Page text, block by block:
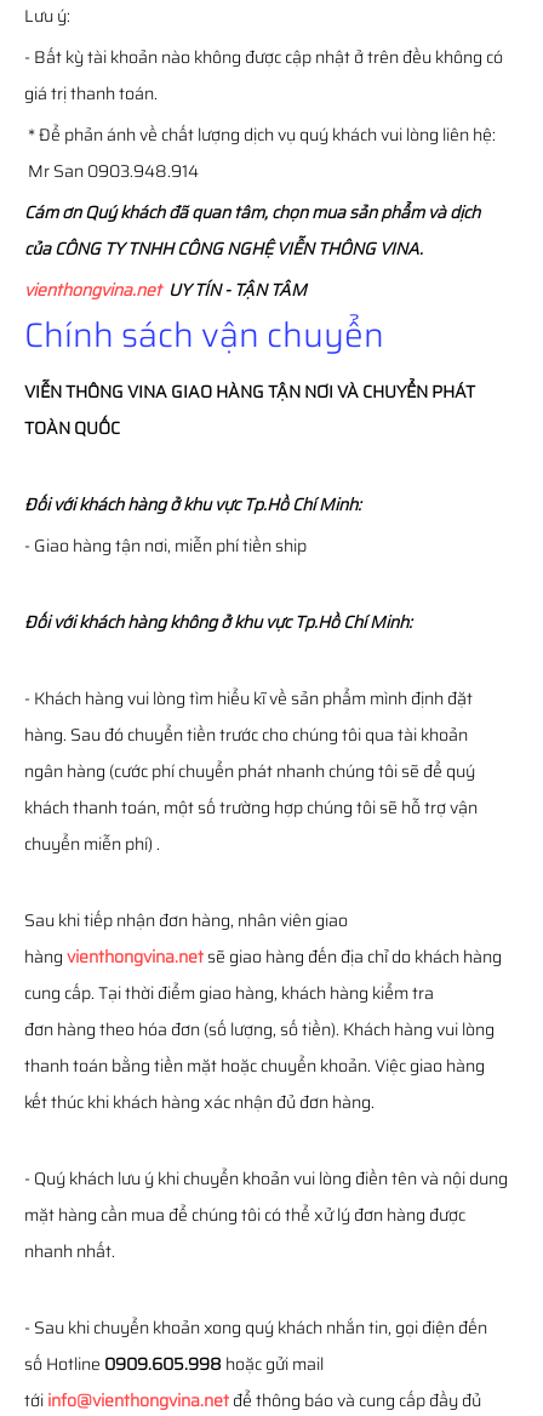
Lưu ý:
- Bất kỳ tài khoản nào không được cập nhật ở trên đều không có
giá trị thanh toán.
* Để phản ánh về chất lượng dịch vụ quý khách vui lòng liên hệ:
Mr San 0903.948.914
Cám ơn Quý khách đã quan tâm, chọn mua sản phẩm và dịch
của CÔNG TY TNHH CÔNG NGHỆ VIỄN THÔNG VINA.
vienthongvina.netUY TÍN - TẬN TÂM
Chính sách vận chuyển
VIỄN THÔNGVINAGIAO HÀNG TẬN NƠI VÀ CHUYỂN PHÁT
TOÀN QUỐC
Đối với khách hàng ở khu vực Tp.Hồ Chí Minh:
- Giao hàng tận nơi, miễn phí tiền ship
Đối với khách hàng không ở khu vực Tp.Hồ Chí Minh:
- Khách hàng vui lòng tìm hiểu kĩ về sản phẩm mình định đặt
hàng. Sau đó chuyển tiền trước cho chúng tôi qua tài khoản
ngân hàng (cước phí chuyển phát nhanh chúng tôi sẽ để quý
khách thanh toán, một số trường hợp chúng tôi sẽ hỗ trợ vận
chuyển miễn phí) .
Sau khi tiếp nhận đơn hàng, nhân viên giao
hàngvienthongvina.netsẽ giao hàng đến địa chỉ do khách hàng
cung cấp. Tại thời điểm giao hàng, khách hàng kiểm tra
đơn hàng theo hóa đơn (số lượng, số tiền). Khách hàng vui lòng
thanh toán bằng tiền mặt hoặc chuyển khoản. Việc giao hàng
kết thúc khi khách hàng xác nhận đủ đơn hàng.
- Quý khách lưu ý khi chuyển khoản vui lòng điền tên và nội dung
mặt hàng cần mua để chúng tôi có thể xử lý đơn hàng được
nhanh nhất.
- Sau khi chuyển khoản xong quý khách nhắn tin, gọi điện đến
số Hotline 0909.605.998 hoặc gửi mail
tớiinfo@vienthongvina.netđể thông báo và cung cấp đầy đủ